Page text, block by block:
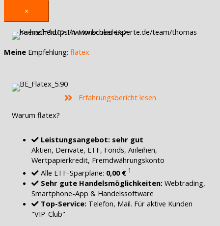
×
Meine Empfehlung: flatex
Erfahrungsbericht lesen
Warum flatex?
Leistungsangebot: sehr gut
Aktien, Derivate, ETF, Fonds, Anleihen,
Wertpapierkredit, Fremdwährungskonto
Alle ETF-Sparpläne: 0,00 € 1
Sehr gute Handelsmöglichkeiten: Webtrading,
Smartphone-App & Handelssoftware
Top-Service: Telefon, Mail. Für aktive Kunden
"VIP-Club"